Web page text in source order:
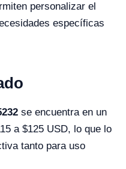
personalizar el
específicas
se encuentra en un
a $125 USD, lo que lo
tanto para uso